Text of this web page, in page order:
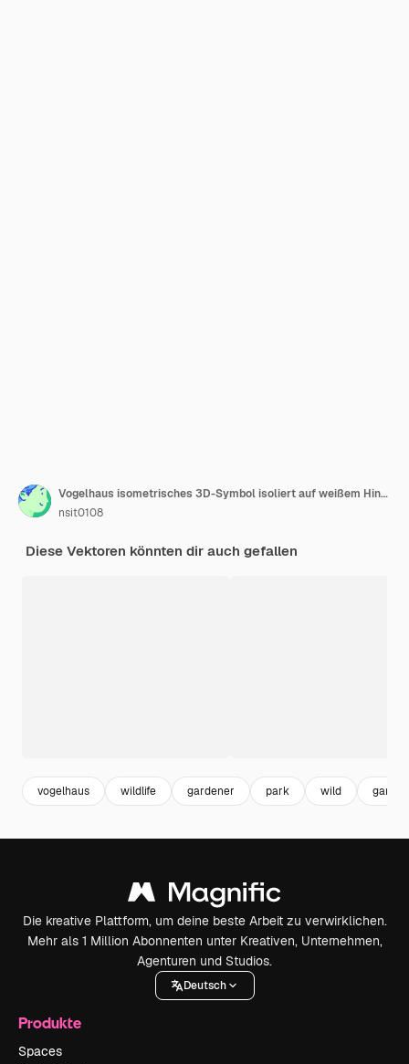
Vogelhaus isometrisches 3D-Symbol isoliert auf weißem Hintergrund
nsit0108
Diese Vektoren könnten dir auch gefallen
vogelhaus wildlife gardener park wild garten
Die kreative Plattform, um deine beste Arbeit zu verwirklichen.
Mehr als 1 Million Abonnenten unter Kreativen, Unternehmen,
Agenturen und Studios.
Deutsch
Produkte
Spaces